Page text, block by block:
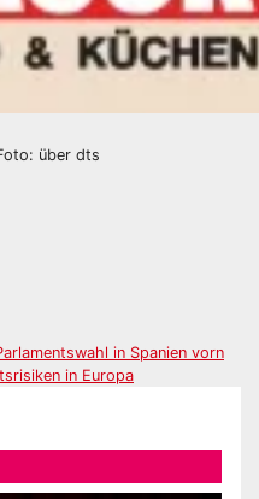
über dts
in Spanien vorn
in Europa